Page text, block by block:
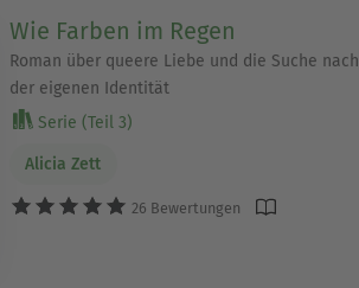
Wie Farben im Regen
Roman über queere Liebe und die Suche nach
der eigenen Identität
Serie (Teil 3)
Alicia Zett
26 Bewertungen